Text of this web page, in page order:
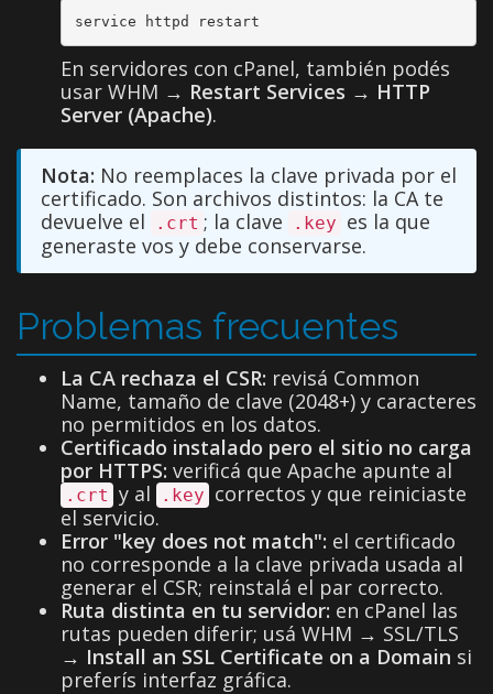
service httpd restart
En servidores con cPanel, también podés
usar WHM → Restart Services → HTTP
Server (Apache).
Nota: No reemplaces la clave privada por el
certificado. Son archivos distintos: la CA te
devuelve el
.crt ; la clave .key es la que
generaste vos y debe conservarse.
Problemas frecuentes
La CA rechaza el CSR: revisá Common
Name, tamaño de clave (2048+) y caracteres
no permitidos en los datos.
Certificado instalado pero el sitio no carga
por HTTPS: verificá que Apache apunte al
.crt y al .key correctos y que reiniciaste
el servicio.
Error "key does not match": el certificado
no corresponde a la clave privada usada al
generar el CSR; reinstalá el par correcto.
Ruta distinta en tu servidor: en cPanel las
rutas pueden diferir; usá WHM → SSL/TLS
→ Install an SSL Certificate on a Domain si
preferís interfaz gráfica.